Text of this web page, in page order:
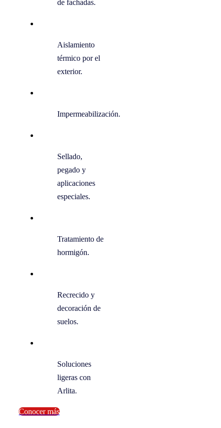
de fachadas.
Aislamiento
térmico por el
exterior.
Impermeabilización.
Sellado,
pegado y
aplicaciones
especiales.
Tratamiento de
hormigón.
Recrecido y
decoración de
suelos.
Soluciones
ligeras con
Arlita.
Conocer más